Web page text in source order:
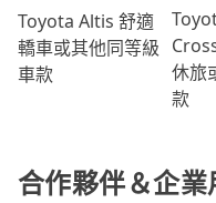
Toyota Altis 舒適
轎車或其他同等級
車款
休旅
款
合作夥伴＆企業